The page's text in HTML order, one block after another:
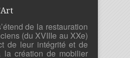
de la restauration
(du XVIIIe au XXe)
de leur intégrité et de
la création de mobilier